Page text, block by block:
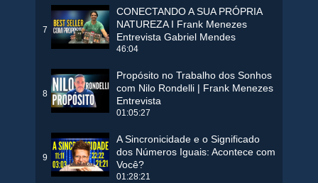
7
CONECTANDO A SUA PRÓPRIA
NATUREZA I Frank Menezes
Entrevista Gabriel Mendes
46:04
8
Propósito no Trabalho dos Sonhos
com Nilo Rondelli | Frank Menezes
Entrevista
01:05:27
9
A Sincronicidade e o Significado
dos Números Iguais: Acontece com
Você?
01:28:21